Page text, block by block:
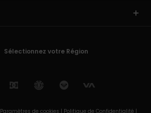
Sélectionnez votre Région
Paramètres de cookies | Politique de Confidentialité |